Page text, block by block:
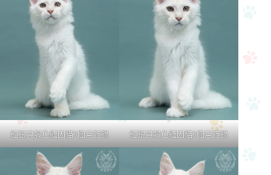
紅銀貝殼色緬因貓3個月記錄 紅銀貝殼色緬因貓3個月記錄